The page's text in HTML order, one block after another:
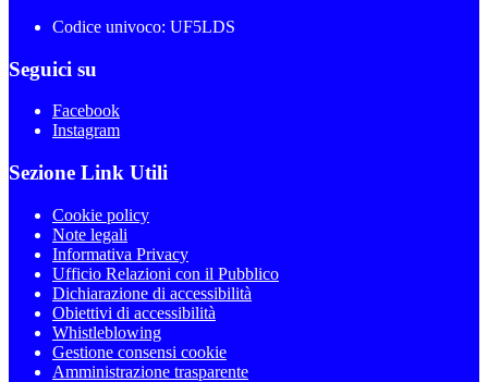
Codice univoco: UF5LDS
Seguici su
Facebook
Instagram
Sezione Link Utili
Cookie policy
Note legali
Informativa Privacy
Ufficio Relazioni con il Pubblico
Dichiarazione di accessibilità
Obiettivi di accessibilità
Whistleblowing
Gestione consensi cookie
Amministrazione trasparente